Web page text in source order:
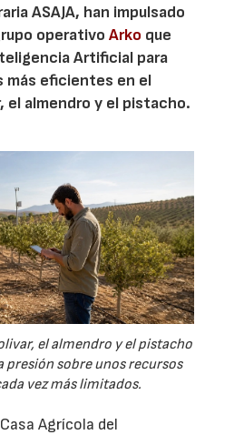
ASAJA, han impulsado
operativoArko que
Artificial para
más eficientes en el
el almendro y el pistacho.
el almendro y el pistacho
presión sobre unos recursos
vez más limitados.
Agrícola del